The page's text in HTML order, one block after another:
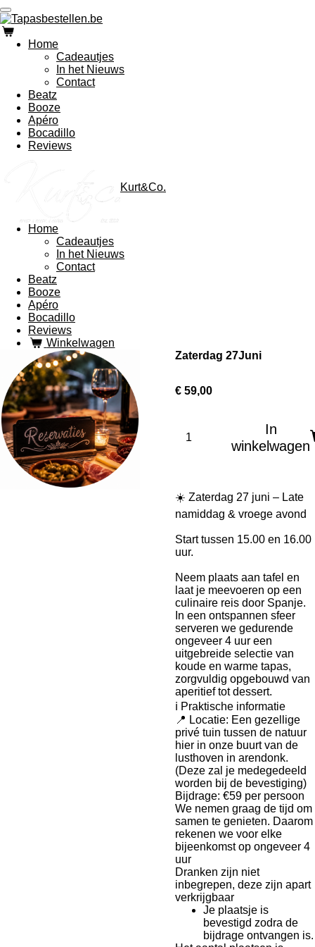
Ga
direct
naar
de
hoofdinhoud
Home
Cadeautjes
In het Nieuws
Contact
Beatz
Booze
Apéro
Bocadillo
Reviews
Kurt&Co.
Home
Cadeautjes
In het Nieuws
Contact
Beatz
Booze
Apéro
Bocadillo
Reviews
Winkelwagen
Zaterdag 27Juni
€ 59,00
In
winkelwagen
☀️ Zaterdag 27 juni – Late
namiddag & vroege avond
Start tussen 15.00 en 16.00
uur.
Neem plaats aan tafel en
laat je meevoeren op een
culinaire reis door Spanje.
In een ontspannen sfeer
serveren we gedurende
ongeveer 4 uur een
uitgebreide selectie van
koude en warme tapas,
zorgvuldig opgebouwd van
aperitief tot dessert.
ℹ️ Praktische informatie
📍 Locatie: Een gezellige
privé tuin tussen de natuur
hier in onze buurt van de
lusthoven in arendonk.
(Deze zal je medegedeeld
worden bij de bevestiging)
Bijdrage: €59 per persoon
We nemen graag de tijd om
samen te genieten. Daarom
rekenen we voor elke
bijeenkomst op ongeveer 4
uur
Dranken zijn niet
inbegrepen, deze zijn apart
verkrijgbaar
Je plaatsje is
bevestigd zodra de
bijdrage ontvangen is.